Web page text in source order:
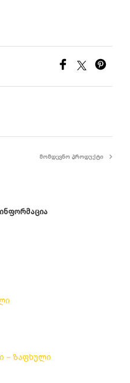
ᲛᲝᲛᲓᲔᲕᲜᲝ ᲞᲠᲝᲓᲣᲥᲢᲘ
– ზაფხული